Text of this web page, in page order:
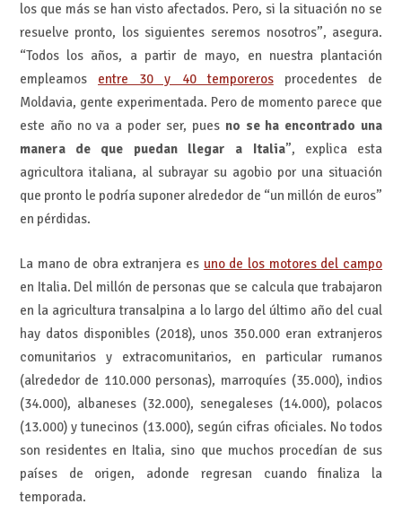
los que más se han visto afectados. Pero, si la situación no se
resuelve pronto, los siguientes seremos nosotros”, asegura.
“Todos los años, a partir de mayo, en nuestra plantación
empleamos entre 30 y 40 temporerosprocedentes de
Moldavia, gente experimentada. Pero de momento parece que
este año no va a poder ser, pues no se ha encontrado una
manera de que puedan llegar a Italia”, explica esta
agricultora italiana, al subrayar su agobio por una situación
que pronto le podría suponer alrededor de “un millón de euros”
en pérdidas.
La mano de obra extranjera es uno de los motores del campo
en Italia. Del millón de personas que se calcula que trabajaron
en la agricultura transalpina a lo largo del último año del cual
hay datos disponibles (2018), unos 350.000 eran extranjeros
comunitarios y extracomunitarios, en particular rumanos
(alrededor de 110.000 personas), marroquíes (35.000), indios
(34.000), albaneses (32.000), senegaleses (14.000), polacos
(13.000) y tunecinos (13.000), según cifras oficiales. No todos
son residentes en Italia, sino que muchos procedían de sus
países de origen, adonde regresan cuando finaliza la
temporada.